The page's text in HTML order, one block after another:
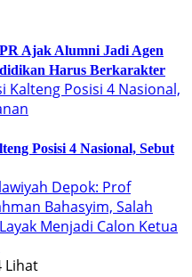
Ajak Alumni Jadi Agen
Harus Berkarakter
Posisi 4 Nasional, Sebut
Lihat